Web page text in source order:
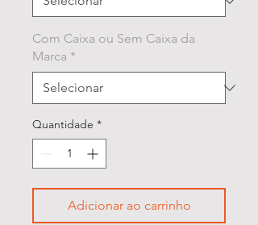
Com Caixa ou Sem Caixa da
Marca *
Quantidade *
Adicionar ao carrinho